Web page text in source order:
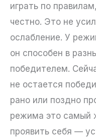
играть по
честно. Это не
ослабление. У
он способен в
победителем.
не остается
рано или поздно
режима это самый
проявить себя —